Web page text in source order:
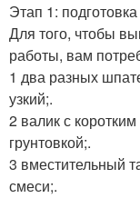
Этап 1:
Для того, чтобы
работы, вам
1 два разных
узкий;.
2 валик с
грунтовкой;.
3 вместительный
смеси;.